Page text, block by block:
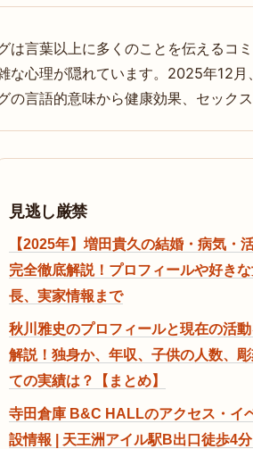
は言葉以上に多くのことを伝えるコ
な心理が隠れています。2025年12月
の言語的意味から健康効果、セック
見逃し厳禁
【2025年】増田貴久の結婚・病気・
完全徹底解説！プロフィールや好き
長、実家情報まで
秋川雅史のプロフィールと現在の活動
解説！独身か、年収、子供の人数、
ての実績は？【まとめ】
寺田倉庫 B&C HALLのアクセス・イ
設情報 | 天王洲アイル駅B出口徒歩4